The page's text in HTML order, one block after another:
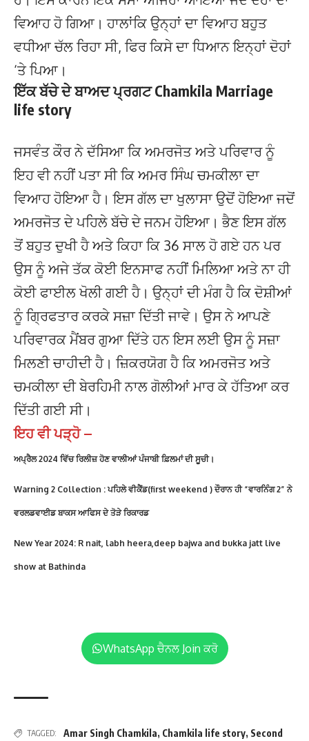
ਵਿਆਹ ਹੋ ਗਿਆ। ਹਾਲਾਂਕਿ ਉਨ੍ਹਾਂ ਦਾ ਵਿਆਹ ਬਹੁਤ
ਵਧੀਆ ਚੱਲ ਰਿਹਾ ਸੀ, ਫਿਰ ਕਿਸੇ ਦਾ ਧਿਆਨ ਇਨ੍ਹਾਂ ਦੋਹਾਂ
‘ਤੇ ਪਿਆ।
ਇੱਕ ਬੱਚੇ ਦੇ ਬਾਅਦ ਪ੍ਰਗਟ Chamkila Marriage
life story
ਜਸਵੰਤ ਕੌਰ ਨੇ ਦੱਸਿਆ ਕਿ ਅਮਰਜੋਤ ਅਤੇ ਪਰਿਵਾਰ ਨੂੰ
ਇਹ ਵੀ ਨਹੀਂ ਪਤਾ ਸੀ ਕਿ ਅਮਰ ਸਿੰਘ ਚਮਕੀਲਾ ਦਾ
ਵਿਆਹ ਹੋਇਆ ਹੈ। ਇਸ ਗੱਲ ਦਾ ਖੁਲਾਸਾ ਉਦੋਂ ਹੋਇਆ ਜਦੋਂ
ਅਮਰਜੋਤ ਦੇ ਪਹਿਲੇ ਬੱਚੇ ਦੇ ਜਨਮ ਹੋਇਆ। ਭੈਣ ਇਸ ਗੱਲ
ਤੋਂ ਬਹੁਤ ਦੁਖੀ ਹੈ ਅਤੇ ਕਿਹਾ ਕਿ 36 ਸਾਲ ਹੋ ਗਏ ਹਨ ਪਰ
ਉਸ ਨੂੰ ਅਜੇ ਤੱਕ ਕੋਈ ਇਨਸਾਫ ਨਹੀਂ ਮਿਲਿਆ ਅਤੇ ਨਾ ਹੀ
ਕੋਈ ਫਾਈਲ ਖੋਲੀ ਗਈ ਹੈ। ਉਨ੍ਹਾਂ ਦੀ ਮੰਗ ਹੈ ਕਿ ਦੋਸ਼ੀਆਂ
ਨੂੰ ਗ੍ਰਿਫਤਾਰ ਕਰਕੇ ਸਜ਼ਾ ਦਿੱਤੀ ਜਾਵੇ। ਉਸ ਨੇ ਆਪਣੇ
ਪਰਿਵਾਰਕ ਮੈਂਬਰ ਗੁਆ ਦਿੱਤੇ ਹਨ ਇਸ ਲਈ ਉਸ ਨੂੰ ਸਜ਼ਾ
ਮਿਲਣੀ ਚਾਹੀਦੀ ਹੈ। ਜ਼ਿਕਰਯੋਗ ਹੈ ਕਿ ਅਮਰਜੋਤ ਅਤੇ
ਚਮਕੀਲਾ ਦੀ ਬੇਰਹਿਮੀ ਨਾਲ ਗੋਲੀਆਂ ਮਾਰ ਕੇ ਹੱਤਿਆ ਕਰ
ਦਿੱਤੀ ਗਈ ਸੀ।
ਇਹ ਵੀ ਪੜ੍ਹੋ –
ਅਪ੍ਰੈਲ 2024 ਵਿੱਚ ਰਿਲੀਜ਼ ਹੋਣ ਵਾਲੀਆਂ ਪੰਜਾਬੀ ਫ਼ਿਲਮਾਂ ਦੀ ਸੂਚੀ।
Warning 2 Collection : ਪਹਿਲੇ ਵੀਕੈਂਡ(first weekend ) ਦੌਰਾਨ ਹੀ “ਵਾਰਨਿੰਗ 2” ਨੇ
ਵਰਲਡਵਾਈਡ ਬਾਕਸ ਆਫਿਸ ਦੇ ਤੋੜੇ ਰਿਕਾਰਡ
New Year 2024: R nait, labh heera,deep bajwa and bukka jatt live
show at Bathinda
WhatsApp ਚੈਨਲ Join ਕਰੋ
TAGGED: Amar Singh Chamkila, Chamkila life story, Second